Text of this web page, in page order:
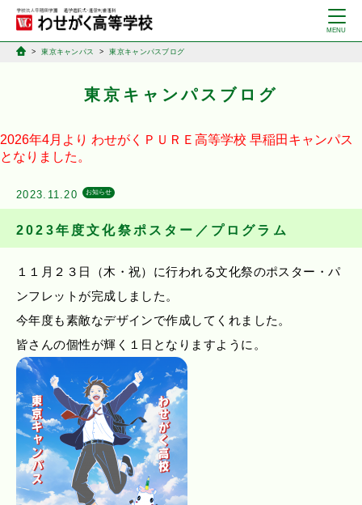
東京キャンパス 東京キャンパスブログ
東京キャンパスブログ
2026年4月より わせがくＰＵＲＥ高等学校 早稲田キャンパス
となりました。
2023.11.20 お知らせ
2023年度文化祭ポスター／プログラム
１１月２３日（木・祝）に行われる文化祭のポスター・パ
ンフレットが完成しました。
今年度も素敵なデザインで作成してくれました。
皆さんの個性が輝く１日となりますように。